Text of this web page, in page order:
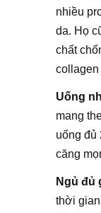
nhiều
da. Họ
chất
collagen
Uống
mang
uống đủ
căng
Ngủ đủ
thời